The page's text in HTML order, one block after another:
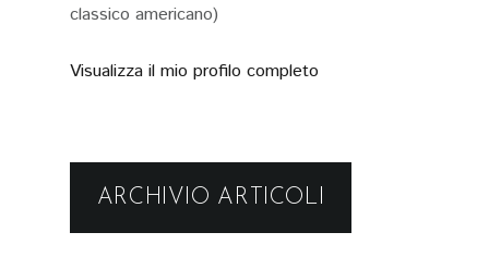
classico americano)
Visualizza il mio profilo completo
ARCHIVIO ARTICOLI